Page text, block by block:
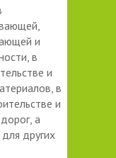
и
в
и
в
и
а
других